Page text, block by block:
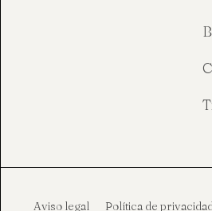
Aviso legal Política de privacidad